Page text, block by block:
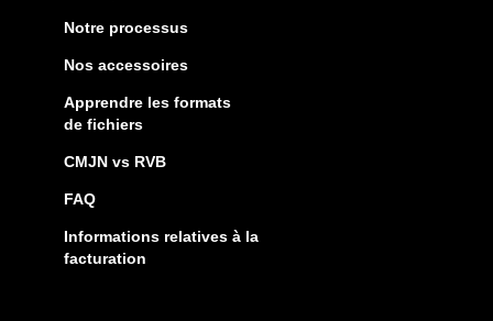
Notre processus
Nos accessoires
Apprendre les formats
de fichiers
CMJN vs RVB
FAQ
Informations relatives à la
facturation